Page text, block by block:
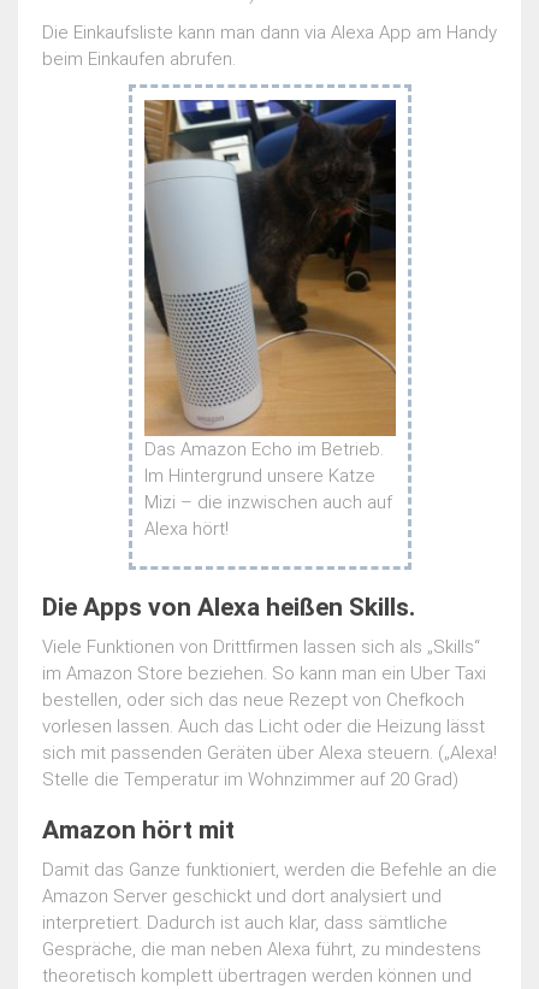
Die Einkaufsliste kann man dann via Alexa App am Handy
beim Einkaufen abrufen.
Das Amazon Echo im Betrieb.
Im Hintergrund unsere Katze
Mizi – die inzwischen auch auf
Alexa hört!
Die Apps von Alexa heißen Skills.
Viele Funktionen von Drittfirmen lassen sich als „Skills“
im Amazon Store beziehen. So kann man ein Uber Taxi
bestellen, oder sich das neue Rezept von Chefkoch
vorlesen lassen. Auch das Licht oder die Heizung lässt
sich mit passenden Geräten über Alexa steuern. („Alexa!
Stelle die Temperatur im Wohnzimmer auf 20 Grad)
Amazon hört mit
Damit das Ganze funktioniert, werden die Befehle an die
Amazon Server geschickt und dort analysiert und
interpretiert. Dadurch ist auch klar, dass sämtliche
Gespräche, die man neben Alexa führt, zu mindestens
theoretisch komplett übertragen werden können und